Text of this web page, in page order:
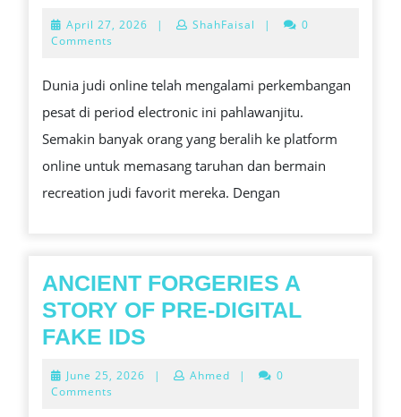
SLOT
UNTUK
PENGGUNAAN
WAKTU
LUANG
April 27, 2026 April
| ShahFaisal |
0
Comments
Dunia judi online telah mengalami perkembangan
pesat di period electronic ini pahlawanjitu.
Semakin banyak orang yang beralih ke platform
online untuk memasang taruhan dan bermain
recreation judi favorit mereka. Dengan
ANCIENT FORGERIES A
STORY OF PRE-DIGITAL
FAKE IDS
A
June 25, 2026 June
| Ahmed |
0
Comments